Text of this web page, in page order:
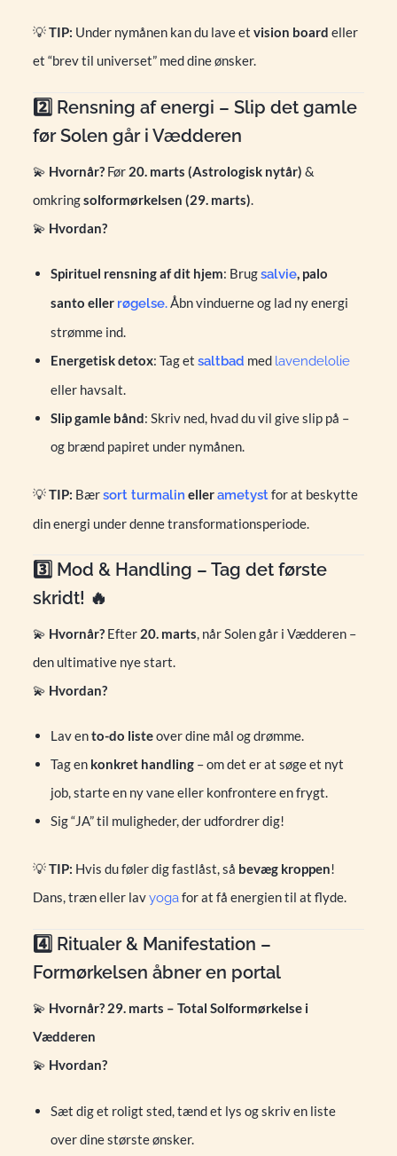
💡TIP: Under nymånen kan du lave et vision board eller
et “brev til universet” med dine ønsker.
2️⃣ Rensning af energi – Slip det gamle
før Solen går i Vædderen
💫 Hvornår?Før 20. marts (Astrologisk nytår) &
omkringsolformørkelsen (29. marts).
💫 Hvordan?
Spirituel rensning af dit hjem: Brugsalvie, palo
santo eller røgelse.Åbn vinduerne og lad ny energi
strømme ind.
Energetisk detox: Tag et saltbad med lavendelolie
eller havsalt.
Slip gamle bånd: Skriv ned, hvad du vil give slip på –
og brænd papiret under nymånen.
💡TIP: Bærsort turmalin ellerametyst for at beskytte
din energi under denne transformationsperiode.
3️⃣ Mod & Handling – Tag det første
skridt! 🔥
💫 Hvornår?Efter 20. marts, når Solen går i Vædderen –
den ultimative nye start.
💫 Hvordan?
Lav ento-do listeover dine mål og drømme.
Tag en konkret handling– om det er at søge et nyt
job, starte en ny vane eller konfrontere en frygt.
Sig “JA” til muligheder, der udfordrer dig!
💡TIP: Hvis du føler dig fastlåst, så bevæg kroppen!
Dans, træn eller lavyogafor at få energien til at flyde.
4️⃣ Ritualer & Manifestation –
Formørkelsen åbner en portal
💫 Hvornår? 29. marts – Total Solformørkelse i
Vædderen
💫 Hvordan?
Sæt dig et roligt sted, tænd et lys og skriv en liste
over dine største ønsker.